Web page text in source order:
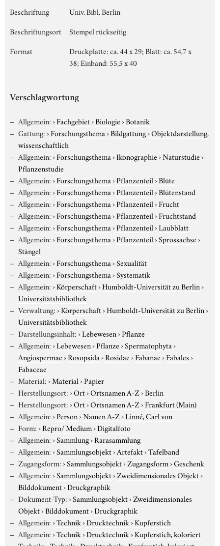
Beschriftung
Univ. Bibl. Berlin
Beschriftungsort
Stempel rückseitig
Format
Druckplatte: ca. 44 x 29; Blatt: ca. 54,7 x
38; Einband: 55,5 x 40
Verschlagwortung
Allgemein:›Fachgebiet›Biologie›Botanik
Gattung:›Forschungsthema›Bildgattung›Objektdarstellung,
wissenschaftlich
Allgemein:›Forschungsthema›Ikonographie›Naturstudie›
Pflanzenstudie
Allgemein:›Forschungsthema›Pflanzenteil›Blüte
Allgemein:›Forschungsthema›Pflanzenteil›Blütenstand
Allgemein:›Forschungsthema›Pflanzenteil›Frucht
Allgemein:›Forschungsthema›Pflanzenteil›Fruchtstand
Allgemein:›Forschungsthema›Pflanzenteil›Laubblatt
Allgemein:›Forschungsthema›Pflanzenteil›Sprossachse›
Stängel
Allgemein:›Forschungsthema›Sexualität
Allgemein:›Forschungsthema›Systematik
Allgemein:›Körperschaft›Humboldt-Universität zu Berlin›
Universitätsbibliothek
Verwaltung:›Körperschaft›Humboldt-Universität zu Berlin›
Universitätsbibliothek
Darstellungsinhalt:›Lebewesen›Pflanze
Allgemein:›Lebewesen›Pflanze›Spermatophyta›
Angiospermae›Rosopsida›Rosidae›Fabanae›Fabales›
Fabaceae
Material:›Material›Papier
Herstellungsort:›Ort›Ortsnamen A-Z›Berlin
Herstellungsort:›Ort›Ortsnamen A-Z›Frankfurt (Main)
Allgemein:›Person›Namen A-Z›Linné, Carl von
Form:›Repro/ Medium›Digitalfoto
Allgemein:›Sammlung›Rarasammlung
Allgemein:›Sammlungsobjekt›Artefakt›Tafelband
Zugangsform:›Sammlungsobjekt›Zugangsform›Geschenk
Allgemein:›Sammlungsobjekt›Zweidimensionales Objekt›
Bilddokument›Druckgraphik
Dokument-Typ:›Sammlungsobjekt›Zweidimensionales
Objekt›Bilddokument›Druckgraphik
Allgemein:›Technik›Drucktechnik›Kupferstich
Allgemein:›Technik›Drucktechnik›Kupferstich, koloriert